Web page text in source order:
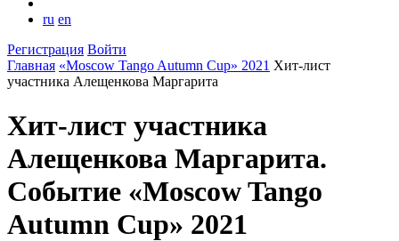
ru en
Регистрация Войти
Главная «Moscow Tango Autumn Cup» 2021 Хит-лист
участника Алещенкова Маргарита
Хит-лист участника
Алещенкова Маргарита.
Событие «Moscow Tango
Autumn Cup» 2021